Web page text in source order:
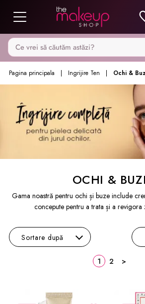
Caută pe MakeupShop
Pagina principala Ingrijire Ten Ochi &
OCHI &
Gama noastră pentru ochi și buze include
concepute pentru a trata și a revigora
Sortare după
1 2 >